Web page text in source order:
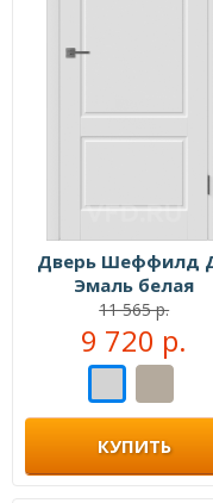
Дверь Шеффилд
Эмаль белая
11 565 р.
9 720 р.
КУПИТЬ